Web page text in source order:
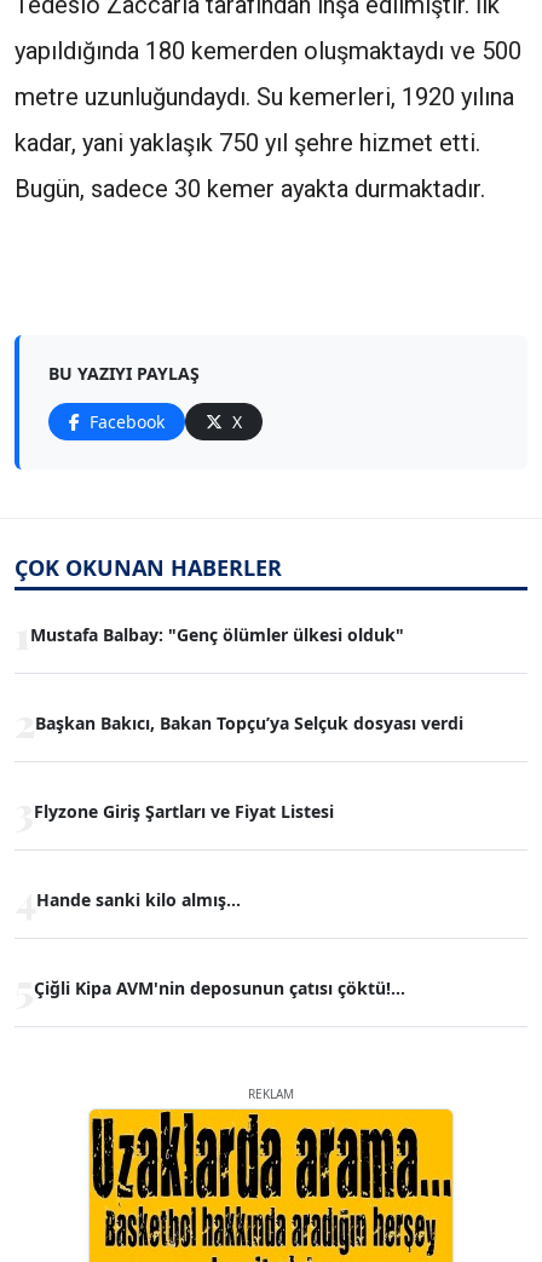
yapıldığında 180 kemerden oluşmaktaydı ve 500
metre uzunluğundaydı. Su kemerleri, 1920 yılına
kadar, yani yaklaşık 750 yıl şehre hizmet etti.
Bugün, sadece 30 kemer ayakta durmaktadır.
BU YAZIYI PAYLAŞ
Facebook X
ÇOK OKUNAN HABERLER
Mustafa Balbay: "Genç ölümler ülkesi olduk"
Başkan Bakıcı, Bakan Topçu’ya Selçuk dosyası verdi
Flyzone Giriş Şartları ve Fiyat Listesi
Hande sanki kilo almış...
Çiğli Kipa AVM'nin deposunun çatısı çöktü!...
REKLAM